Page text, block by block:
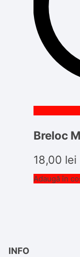
Breloc
18,00 lei
Adaugă în
INFO